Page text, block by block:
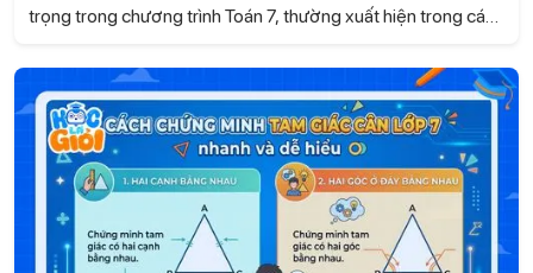
trọng trong chương trình Toán 7, thường xuất hiện trong các
thức với cuộc sống, Học là Giỏi sẽ hướng dẫn những
phương pháp chứng minh dễ hiểu, giúp học sinh vận dụng
linh hoạt khi làm bài.